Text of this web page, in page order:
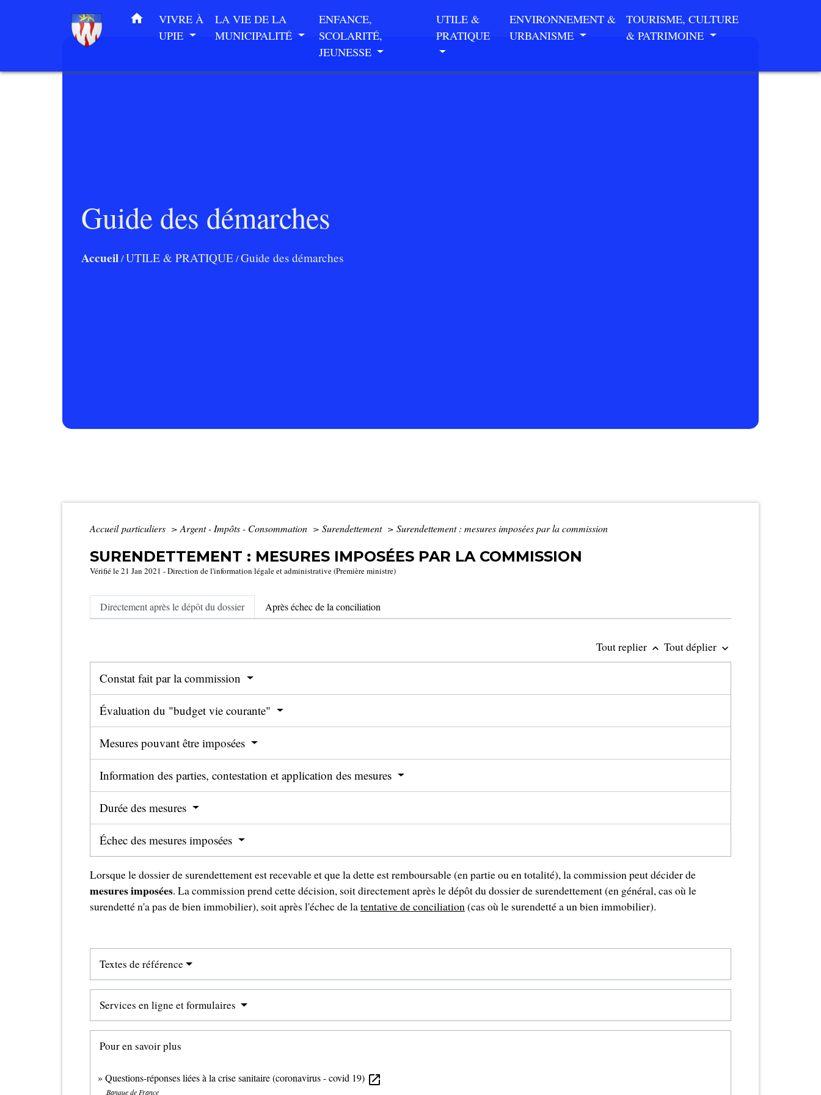
home
VIVRE À
UPIE
LA VIE DE LA
MUNICIPALITÉ
ENFANCE,
SCOLARITÉ,
JEUNESSE
UTILE &
PRATIQUE
ENVIRONNEMENT &
URBANISME
TOURISME, CULTURE
& PATRIMOINE
Guide des démarches
Accueil/UTILE & PRATIQUE/Guide des démarches
Accueil particuliers > Argent - Impôts - Consommation > Surendettement > Surendettement : mesures imposées par la commission
SURENDETTEMENT : MESURES IMPOSÉES PAR LA COMMISSION
Vérifié le 21 Jan 2021 - Direction de l'information légale et administrative (Première ministre)
Directement après le dépôt du dossier Après échec de la conciliation
Tout replier keyboard_arrow_up Tout déplier keyboard_arrow_down
Constat fait par la commission
Évaluation du "budget vie courante"
Mesures pouvant être imposées
Information des parties, contestation et application des mesures
Durée des mesures
Échec des mesures imposées
Lorsque le dossier de surendettement est recevable et que la dette est remboursable (en partie ou en totalité), la commission peut décider de
mesures imposées. La commission prend cette décision, soit directement après le dépôt du dossier de surendettement (en général, cas où le
surendetté n'a pas de bien immobilier), soit après l'échec de latentative de conciliation(cas où le surendetté a un bien immobilier).
Textes de référence
Services en ligne et formulaires
Pour en savoir plus
Questions-réponses liées à la crise sanitaire (coronavirus - covid 19) open_in_new
Banque de France